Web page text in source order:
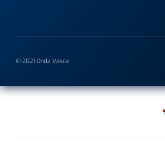
© 2021 Onda Vasca